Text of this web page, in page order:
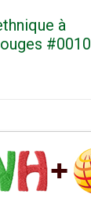
à
#0010